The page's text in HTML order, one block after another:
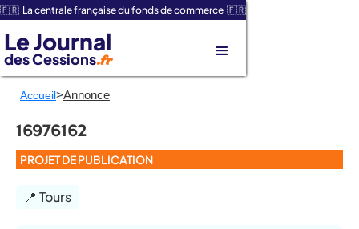
🇫🇷 La centrale française du fonds de commerce 🇫🇷
Le Journal
des Cessions.fr
Accueil>Annonce
16976162
PROJET DE PUBLICATION
📍 Tours